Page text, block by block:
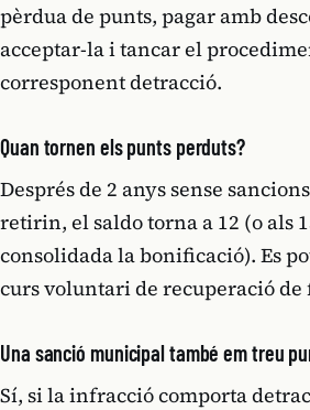
pèrdua de punts, pagar amb
acceptar-la i tancar el
corresponent detracció.
Quan tornen els punts perduts?
Després de 2 anys sense
retirin, el saldo torna a 12 (o als
consolidada la bonificació). Es
curs voluntari de recuperació de
Una sanció municipal també em treu
Sí, si la infracció comporta